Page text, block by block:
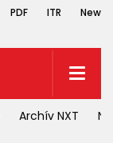
PDF ITR
Archív NXT